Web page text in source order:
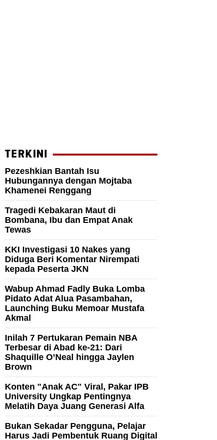
TERKINI
Pezeshkian Bantah Isu
Hubungannya dengan Mojtaba
Khamenei Renggang
Tragedi Kebakaran Maut di
Bombana, Ibu dan Empat Anak
Tewas
KKI Investigasi 10 Nakes yang
Diduga Beri Komentar Nirempati
kepada Peserta JKN
Wabup Ahmad Fadly Buka Lomba
Pidato Adat Alua Pasambahan,
Launching Buku Memoar Mustafa
Akmal
Inilah 7 Pertukaran Pemain NBA
Terbesar di Abad ke-21: Dari
Shaquille O’Neal hingga Jaylen
Brown
Konten "Anak AC" Viral, Pakar IPB
University Ungkap Pentingnya
Melatih Daya Juang Generasi Alfa
Bukan Sekadar Pengguna, Pelajar
Harus Jadi Pembentuk Ruang Digital